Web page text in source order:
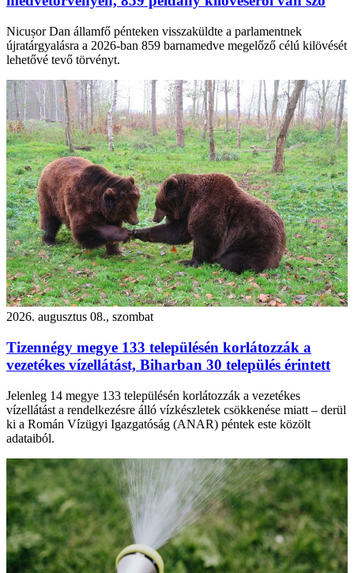
Nicușor Dan államfő pénteken visszaküldte a parlamentnek
újratárgyalásra a 2026-ban 859 barnamedve megelőző célú kilövését
lehetővé tevő törvényt.
2026. augusztus 08., szombat
Tizennégy megye 133 településén korlátozzák a
vezetékes vízellátást, Biharban 30 település érintett
Jelenleg 14 megye 133 településén korlátozzák a vezetékes
vízellátást a rendelkezésre álló vízkészletek csökkenése miatt – derül
ki a Román Vízügyi Igazgatóság (ANAR) péntek este közölt
adataiból.